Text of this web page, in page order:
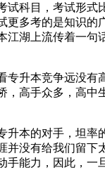
试科目，考试形式
更多考的是知识的
江湖上流传着一句
专升本竞争远没有
，高手众多，高中
升本的对手，坦率
并没有给我们留下
手能力，因此，一